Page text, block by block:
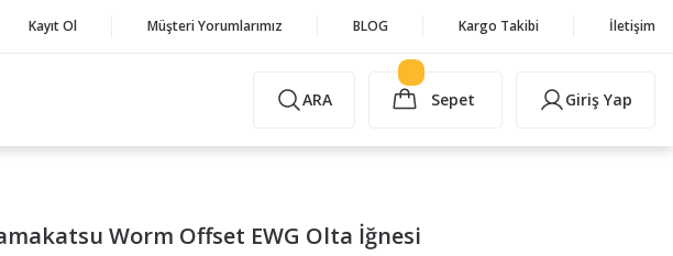
Kayıt Ol Müşteri Yorumlarımız BLOG Kargo Takibi İletişim
ARA Sepet Giriş Yap
Worm Offset EWG Olta İğnesi